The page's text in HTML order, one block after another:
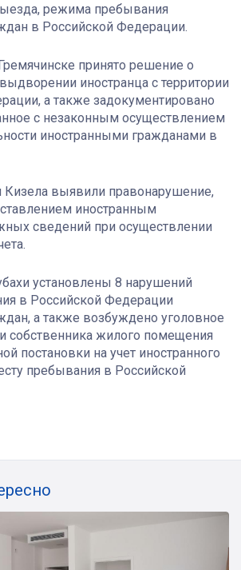
режима пребывания
в Российской Федерации.
принято решение о
иностранца с территории
а также задокументировано
с незаконным осуществлением
иностранными гражданами в
Кизела выявили правонарушение,
иностранным
сведений при осуществлении
установлены 8 нарушений
в Российской Федерации
а также возбуждено уголовное
собственника жилого помещения
постановки на учет иностранного
пребывания в Российской